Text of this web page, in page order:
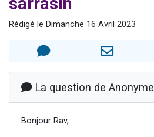
Rédigé le Dimanche 16 Avril 2023
La question de Anonyme
Bonjour Rav,